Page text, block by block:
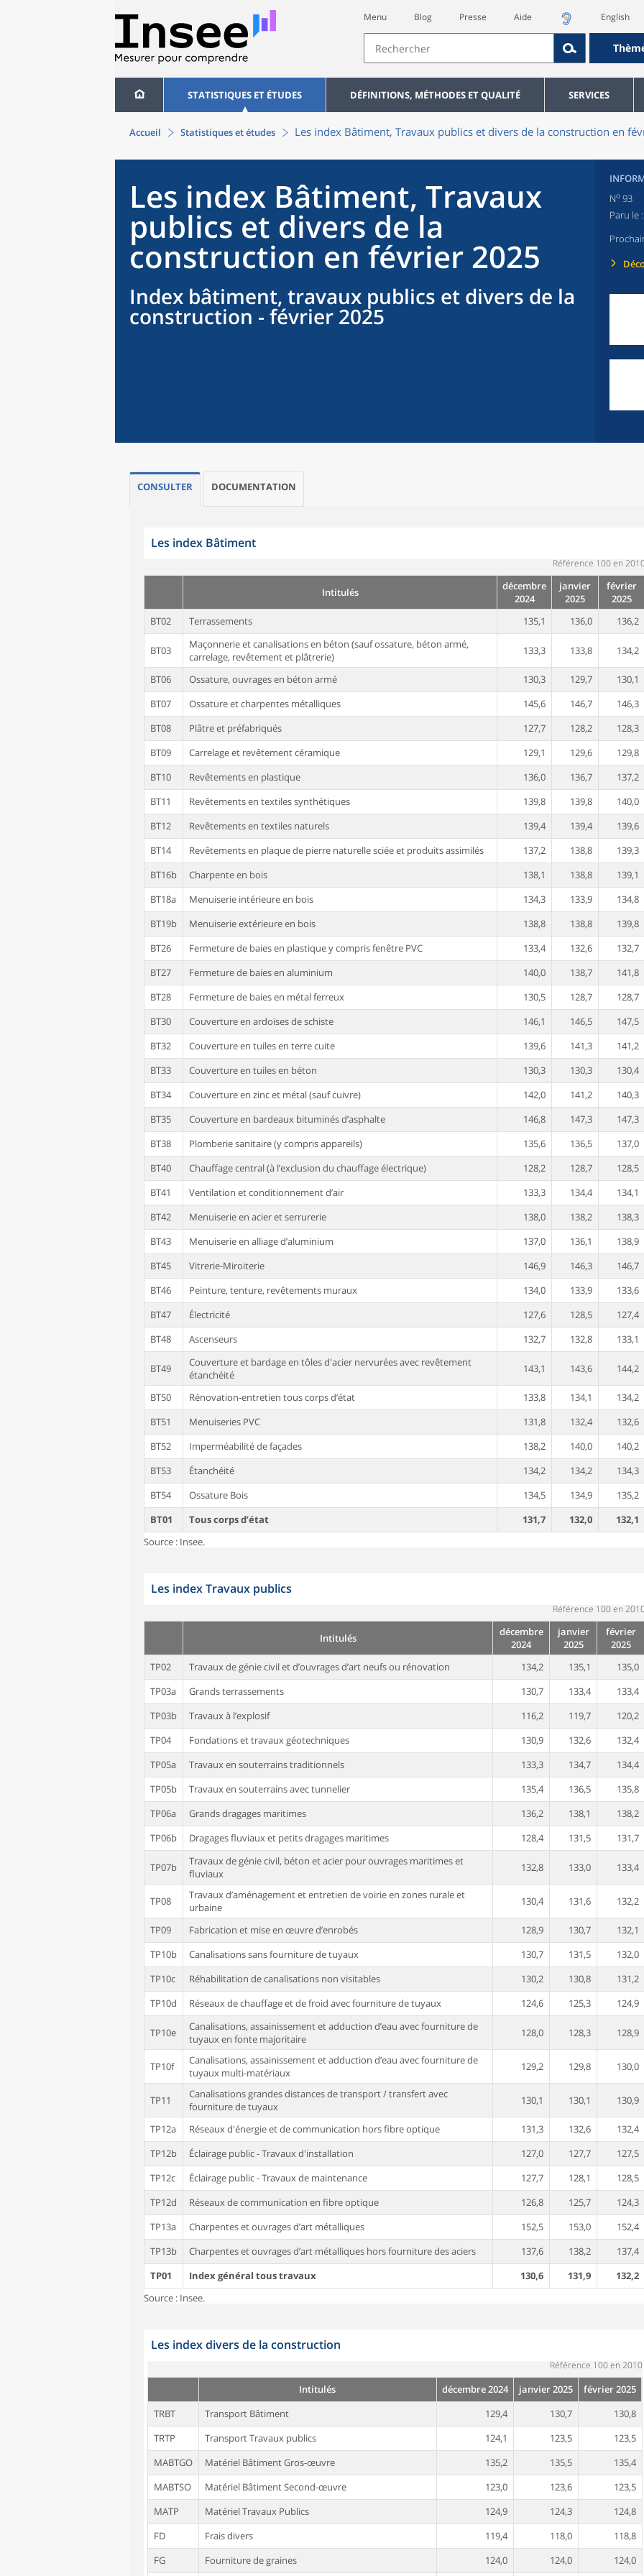
Menu Blog Presse Aide English
STATISTIQUES ET ÉTUDES DÉFINITIONS, MÉTHODES ET QUALITÉ SERVICES
Accueil Statistiques et études Les index Bâtiment, Travaux publics et divers de la construction en
Les index Bâtiment, Travaux
publics et divers de la
construction en février 2025
Index bâtiment, travaux publics et divers de la
construction - février 2025
No 93
Paru le
CONSULTER DOCUMENTATION
Les index Bâtiment
Référence 100 en
Intitulés
décembre
2024
janvier
2025
février
2025
BT02
Terrassements 135,1 136,0 136,2
BT03
Maçonnerie et canalisations en béton (sauf ossature, béton armé,
carrelage, revêtement et plâtrerie)
133,3 133,8 134,2
BT06 Ossature, ouvrages en béton armé 130,3 129,7
130,1
BT07
Ossature et charpentes métalliques 145,6 146,7
146,3
BT08
Plâtre et préfabriqués 127,7 128,2
128,3
BT09
Carrelage et revêtement céramique 129,1 129,6
129,8
BT10
Revêtements en plastique 136,0 136,7
137,2
BT11
Revêtements en textiles synthétiques 139,8 139,8
140,0
BT12
Revêtements en textiles naturels 139,4 139,4
139,6
BT14
Revêtements en plaque de pierre naturelle sciée et produits assimilés 137,2 138,8
139,3
BT16b
Charpente en bois 138,1 138,8
139,1
BT18a
Menuiserie intérieure en bois 134,3 133,9
134,8
BT19b
Menuiserie extérieure en bois 138,8 138,8
139,8
BT26
Fermeture de baies en plastique y compris fenêtre PVC 133,4 132,6
132,7
BT27
Fermeture de baies en aluminium 140,0 138,7
141,8
BT28
Fermeture de baies en métal ferreux 130,5 128,7
128,7
BT30
Couverture en ardoises de schiste 146,1 146,5
147,5
BT32
Couverture en tuiles en terre cuite 139,6 141,3
141,2
BT33
Couverture en tuiles en béton 130,3 130,3
130,4
BT34
Couverture en zinc et métal (sauf cuivre) 142,0 141,2
140,3
BT35
Couverture en bardeaux bituminés d’asphalte 146,8 147,3
147,3
BT38
Plomberie sanitaire (y compris appareils) 135,6 136,5
137,0
BT40
Chauffage central (à l’exclusion du chauffage électrique) 128,2 128,7
128,5
BT41
Ventilation et conditionnement d’air 133,3 134,4
134,1
BT42
Menuiserie en acier et serrurerie 138,0 138,2
138,3
BT43
Menuiserie en alliage d’aluminium 137,0 136,1
138,9
BT45
Vitrerie-Miroiterie 146,9 146,3
146,7
BT46
Peinture, tenture, revêtements muraux 134,0 133,9
133,6
BT47
Électricité 127,6 128,5
127,4
BT48
Ascenseurs 132,7 132,8 133,1
BT49
Couverture et bardage en tôles d'acier nervurées avec revêtement
étanchéité
143,1 143,6 144,2
BT50 Rénovation-entretien tous corps d’état 133,8 134,1
134,2
BT51
Menuiseries PVC 131,8 132,4
132,6
BT52
Imperméabilité de façades 138,2 140,0
140,2
BT53
Étanchéité 134,2 134,2
134,3
BT54
Ossature Bois 134,5 134,9
135,2
BT01
Tous corps d’état 131,7 132,0
132,1
Source : Insee.
Les index Travaux publics
Référence 100 en
Intitulés
décembre
2024
janvier
2025
février
2025
TP02
Travaux de génie civil et d’ouvrages d’art neufs ou rénovation 134,2 135,1
135,0
TP03a
Grands terrassements 130,7 133,4
133,4
TP03b
Travaux à l’explosif 116,2 119,7
120,2
TP04
Fondations et travaux géotechniques 130,9 132,6
132,4
TP05a
Travaux en souterrains traditionnels 133,3 134,7
134,4
TP05b
Travaux en souterrains avec tunnelier 135,4 136,5
135,8
TP06a
Grands dragages maritimes 136,2 138,1
138,2
TP06b
Dragages fluviaux et petits dragages maritimes 128,4 131,5 131,7
TP07b
Travaux de génie civil, béton et acier pour ouvrages maritimes et
fluviaux
132,8 133,0 133,4
TP08
Travaux d’aménagement et entretien de voirie en zones rurale et
urbaine
130,4 131,6 132,2
TP09 Fabrication et mise en œuvre d’enrobés 128,9 130,7
132,1
TP10b
Canalisations sans fourniture de tuyaux 130,7 131,5
132,0
TP10c
Réhabilitation de canalisations non visitables 130,2 130,8
131,2
TP10d
Réseaux de chauffage et de froid avec fourniture de tuyaux 124,6 125,3 124,9
TP10e
Canalisations, assainissement et adduction d’eau avec fourniture de
tuyaux en fonte majoritaire
128,0 128,3 128,9
TP10f
Canalisations, assainissement et adduction d’eau avec fourniture de
tuyaux multi-matériaux
129,2 129,8 130,0
TP11
Canalisations grandes distances de transport / transfert avec
fourniture de tuyaux
130,1 130,1 130,9
TP12a Réseaux d'énergie et de communication hors fibre optique 131,3 132,6
132,4
TP12b
Éclairage public - Travaux d'installation 127,0 127,7
127,5
TP12c
Éclairage public - Travaux de maintenance 127,7 128,1
128,5
TP12d
Réseaux de communication en fibre optique 126,8 125,7
124,3
TP13a
Charpentes et ouvrages d’art métalliques 152,5 153,0
152,4
TP13b
Charpentes et ouvrages d’art métalliques hors fourniture des aciers 137,6 138,2
137,4
TP01
Index général tous travaux 130,6 131,9
132,2
Source : Insee.
Les index divers de la construction
Référence 100 en 2010
Intitulés décembre 2024 janvier 2025
février 2025
TRBT
Transport Bâtiment 129,4 130,7
130,8
TRTP
Transport Travaux publics 124,1 123,5
123,5
MABTGO
Matériel Bâtiment Gros-œuvre 135,2 135,5
135,4
MABTSO
Matériel Bâtiment Second-œuvre 123,0 123,6
123,5
MATP
Matériel Travaux Publics 124,9 124,3
124,8
FD
Frais divers 119,4 118,0
118,8
FG
Fourniture de graines 124,0 124,0 124,0